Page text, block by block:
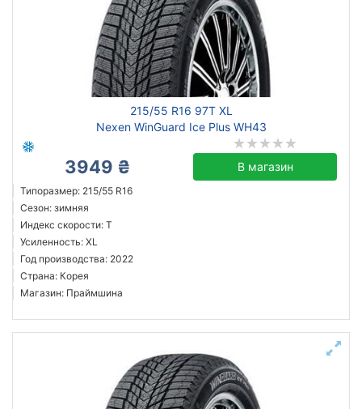
215/55 R16 97T XL
Nexen WinGuard Ice Plus WH43
3949 ₴ В магазин
Типоразмер: 215/55 R16
Сезон: зимняя
Индекс скорости: T
Усиленность: XL
Год производства: 2022
Страна: Корея
Магазин: Праймшина